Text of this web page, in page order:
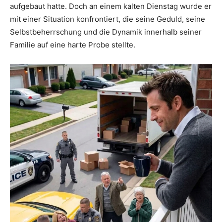
aufgebaut hatte. Doch an einem kalten Dienstag wurde er
mit einer Situation konfrontiert, die seine Geduld, seine
Selbstbeherrschung und die Dynamik innerhalb seiner
Familie auf eine harte Probe stellte.